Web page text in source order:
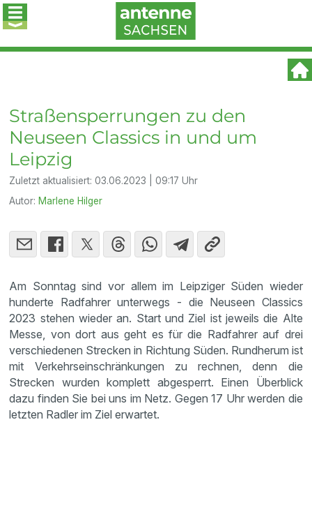
Straßensperrungen zu den
Neuseen Classics in und um
Leipzig
Zuletzt aktualisiert:03.06.2023 | 09:17 Uhr
Autor: Marlene Hilger
Am Sonntag sind vor allem im Leipziger Süden wieder
hunderte Radfahrer unterwegs - die Neuseen Classics
2023 stehen wieder an. Start und Ziel ist jeweils die Alte
Messe, von dort aus geht es für die Radfahrer auf drei
verschiedenen Strecken in Richtung Süden. Rundherum ist
mit Verkehrseinschränkungen zu rechnen, denn die
Strecken wurden komplett abgesperrt. Einen Überblick
dazu finden Sie bei uns im Netz. Gegen 17 Uhr werden die
letzten Radler im Ziel erwartet.